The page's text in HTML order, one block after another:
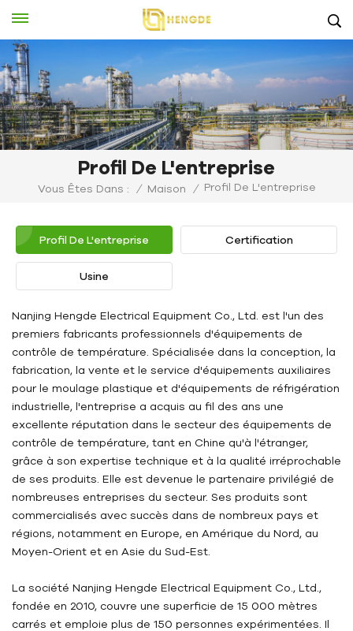
Profil De L'entreprise
Vous Êtes Dans : / Maison / Profil De L'entreprise
Profil De L'entreprise Certification
Usine
Nanjing Hengde Electrical Equipment Co., Ltd. est l'un des
premiers fabricants professionnels d'équipements de
contrôle de température. Spécialisée dans la conception, la
fabrication, la vente et le service d'équipements auxiliaires
pour le moulage plastique et d'équipements de réfrigération
industrielle, l'entreprise a acquis au fil des ans une
excellente réputation dans le secteur des équipements de
contrôle de température, tant en Chine qu'à l'étranger,
grâce à son expertise technique et à la qualité irréprochable
de ses produits. Elle est devenue le partenaire privilégié de
nombreuses entreprises du secteur. Ses produits sont
commercialisés avec succès dans de nombreux pays et
régions, notamment en Europe, en Amérique du Nord, au
Moyen-Orient et en Asie du Sud-Est.
La société Nanjing Hengde Electrical Equipment Co., Ltd.,
fondée en 2010, couvre une superficie de 15 000 mètres
carrés et emploie plus de 150 personnes expérimentées. Il